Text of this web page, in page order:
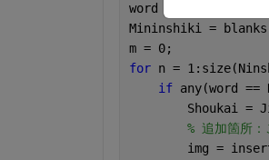
word =
Mininshiki =
m = 0;
for n =
if any(word
Shoukai =
% 追加箇所：
img =